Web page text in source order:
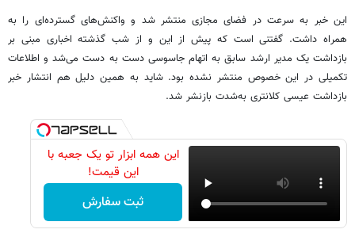
این خبر به سرعت در فضای مجازی منتشر شد و واکنش‌های گسترده‌ای را به
همراه داشت. گفتنی است که پیش از این و از شب گذشته اخباری مبنی بر
بازداشت یک مدیر ارشد سابق به اتهام جاسوسی دست به دست می‌شد و اطلاعات
تکمیلی در این خصوص منتشر نشده بود. شاید به همین دلیل هم انتشار خبر
بازداشت عیسی کلانتری به‌شدت بازنشر شد.
این همه ابزار تو یک جعبه با
این قیمت!
ثبت سفارش